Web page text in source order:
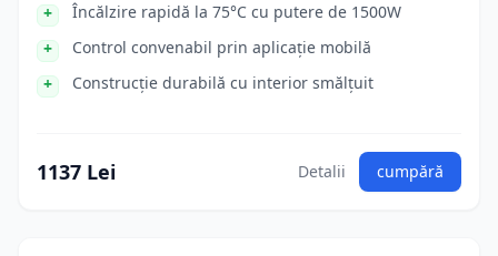
Încălzire rapidă la 75°C cu putere de 1500W
Control convenabil prin aplicație mobilă
Construcție durabilă cu interior smălțuit
1137 Lei Detalii cumpără